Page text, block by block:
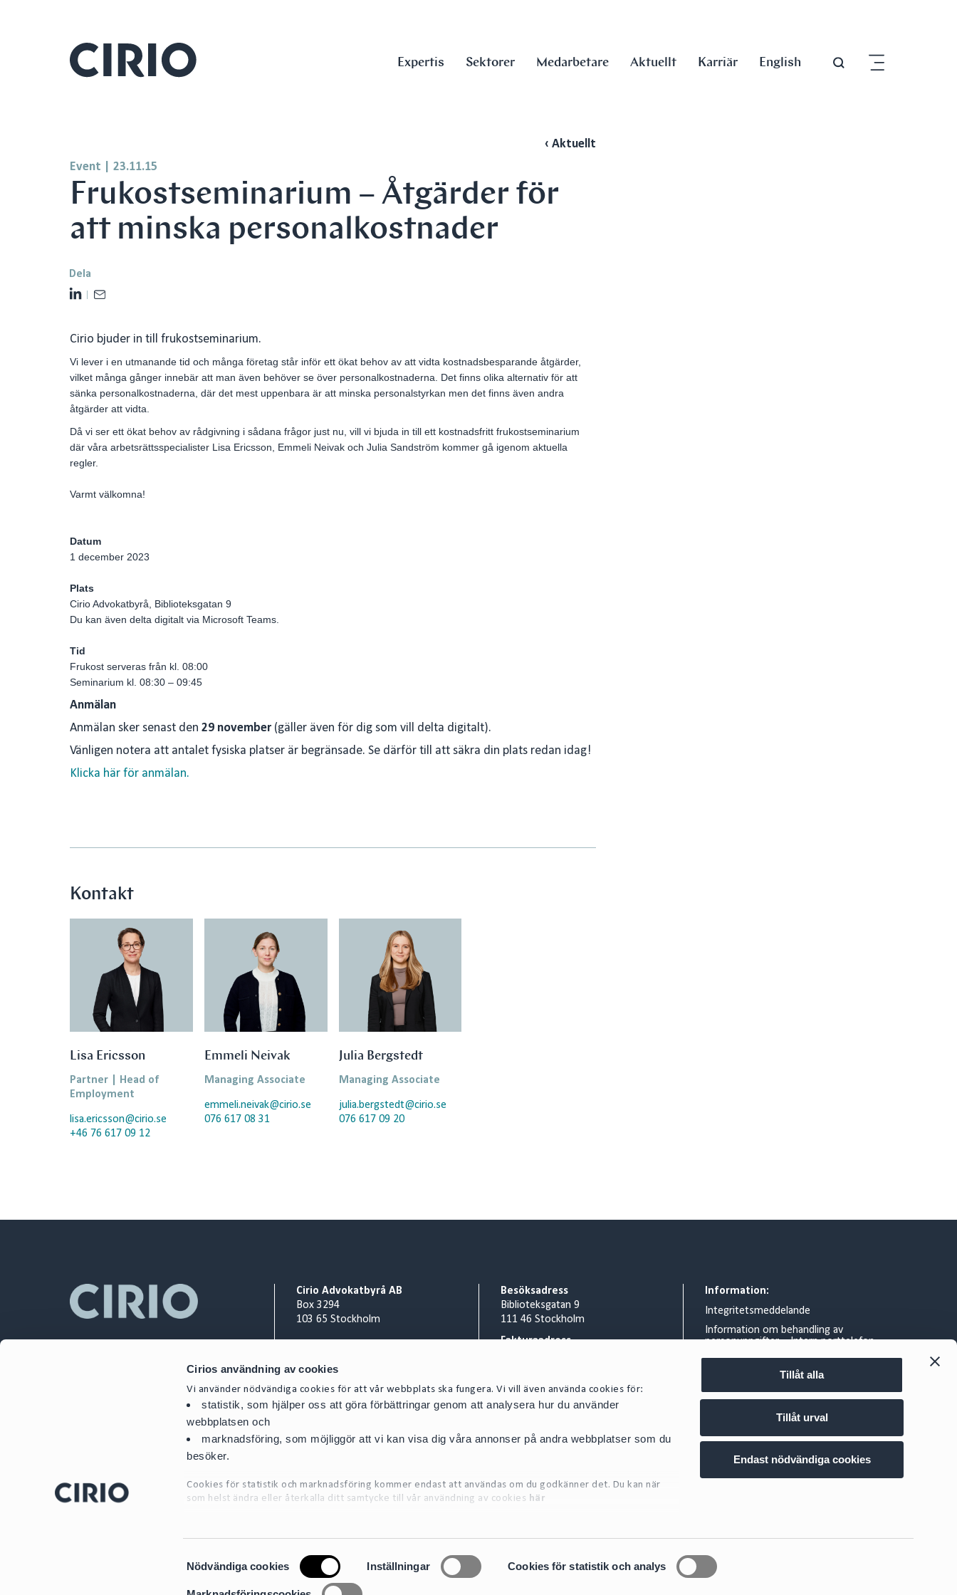
Cirios användning av cookies
Vi använder nödvändiga cookies för att vår webbplats ska fungera. Vi vill även använda cookies för:
statistik, som hjälper oss att göra förbättringar genom att analysera hur du använder
webbplatsen och
marknadsföring, som möjliggör att vi kan visa dig våra annonser på andra webbplatser som du
besöker.
Cookies för statistik och marknadsföring kommer endast att användas om du godkänner det. Du kan när
som helst ändra eller återkalla ditt samtycke till vår användning av cookies här
a
m
Nödvändiga cookies Inställningar Cookies för statistik och analys
Tillåt alla
Tillåt urval
Endast nödvändiga cookies
Expertis Sektorer Medarbetare Aktuellt Karriär English
‹ Aktuellt
Event |23.11.15
Frukostseminarium – Åtgärder för
att minska personalkostnader
Dela
L
e
I
l
Cirio bjuder in till frukostseminarium.
Vi lever i en utmanande tid och många företag står inför ett ökat behov av att vidta kostnadsbesparande åtgärder,
vilket många gånger innebär att man även behöver se över personalkostnaderna. Det finns olika alternativ för att
sänka personalkostnaderna, där det mest uppenbara är att minska personalstyrkan men det finns även andra
åtgärder att vidta.
Då vi ser ett ökat behov av rådgivning i sådana frågor just nu, vill vi bjuda in till ett kostnadsfritt frukostseminarium
där våra arbetsrättsspecialister Lisa Ericsson, Emmeli Neivak och Julia Sandström kommer gå igenom aktuella
regler.
Varmt välkomna!
Datum
1 december 2023
Plats
Cirio Advokatbyrå, Biblioteksgatan 9
Du kan även delta digitalt via Microsoft Teams.
Tid
Frukost serveras från kl. 08:00
Seminarium kl. 08:30 – 09:45
Anmälan
Anmälan sker senast den29 november (gäller även för dig som vill delta digitalt).
Vänligen notera att antalet fysiska platser är begränsade. Se därför till att säkra din plats redan idag!
Klicka här för anmälan.
Kontakt
Lisa Ericsson
Partner | Head of
Employment
lisa.ericsson@cirio.se
+46 76 617 09 12
Emmeli Neivak
Managing Associate
emmeli.neivak@cirio.se
076 617 08 31
Julia Bergstedt
Managing Associate
julia.bergstedt@cirio.se
076 617 09 20
Cirio Advokatbyrå AB
Box 3294
103 65 Stockholm
+ 46 8 527 916 00
contact@cirio.se
Besöksadress
Biblioteksgatan 9
111 46 Stockholm
Fakturaadress
SE 831 90 Östersund
Mejla inscannad faktura till:
Information:
Integritetsmeddelande
Information om behandling av
personuppgifter – Intern porttelefon
Allmänna villkor
Rättsligt meddelande
Information om gränsöverskridande
skattearrangemang